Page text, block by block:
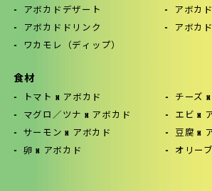
アボカドデザート
アボカドドリンク
ワカモレ（ディップ）
アボカ
アボカ
食材
トマト x アボカド チーズ
マグロ／ツナ x アボカド エビ x
サーモン x アボカド 豆腐 x
卵 x アボカド オリー